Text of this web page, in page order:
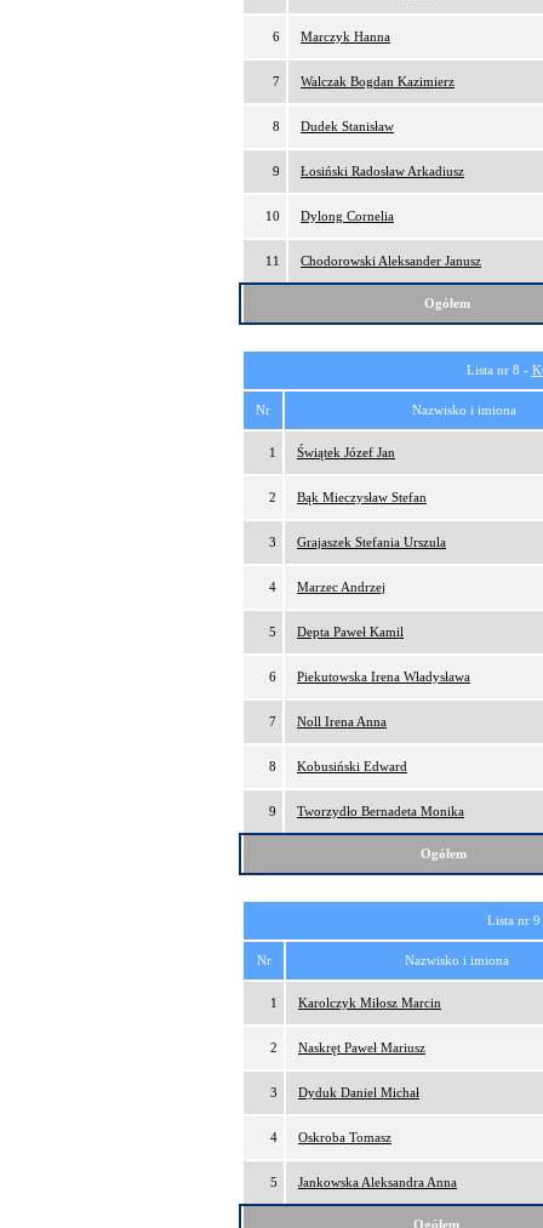
6 Marczyk Hanna
7 Walczak Bogdan Kazimierz
8 Dudek Stanisław
9 Łosiński Radosław Arkadiusz
10 Dylong Cornelia
11 Chodorowski Aleksander Janusz
Ogółem
Lista nr 8 -
Nr Nazwisko i imiona
1 Świątek Józef Jan
2 Bąk Mieczysław Stefan
3 Grajaszek Stefania Urszula
4 Marzec Andrzej
5 Depta Paweł Kamil
6 Piekutowska Irena Władysława
7 Noll Irena Anna
8 Kobusiński Edward
9 Tworzydło Bernadeta Monika
Ogółem
Lista nr
Nr Nazwisko i imiona
1 Karolczyk Miłosz Marcin
2 Naskręt Paweł Mariusz
3 Dyduk Daniel Michał
4 Oskroba Tomasz
5 Jankowska Aleksandra Anna
Ogółem